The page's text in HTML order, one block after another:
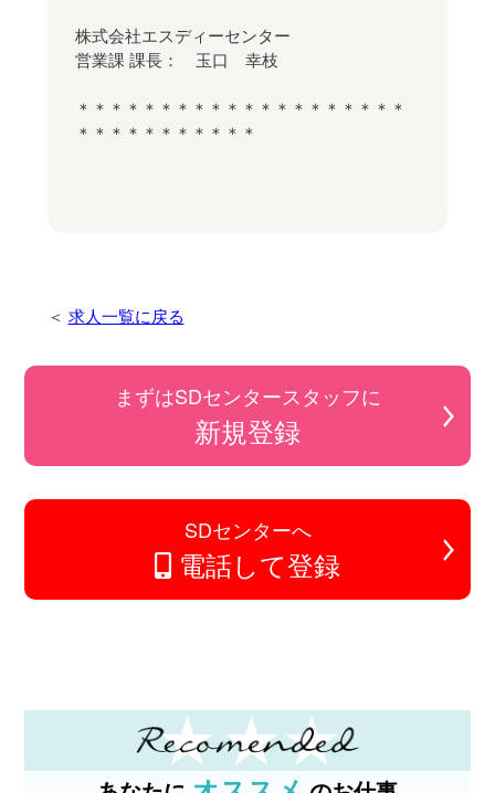
株式会社エスディーセンター
営業課 課長： 玉口 幸枝
＊＊＊＊＊＊＊＊＊＊＊＊＊＊＊＊＊＊＊＊
＊＊＊＊＊＊＊＊＊＊＊
求人一覧に戻る
まずはSDセンタースタッフに
新規登録
SDセンターへ
電話して登録